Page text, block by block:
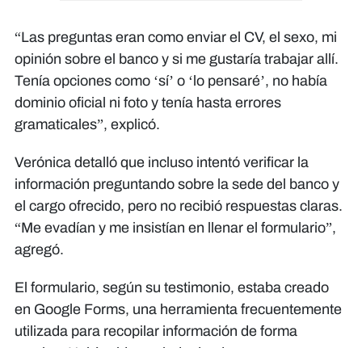
“Las preguntas eran como enviar el CV, el sexo, mi
opinión sobre el banco y si me gustaría trabajar allí.
Tenía opciones como ‘sí’ o ‘lo pensaré’, no había
dominio oficial ni foto y tenía hasta errores
gramaticales”, explicó.
Verónica detalló que incluso intentó verificar la
información preguntando sobre la sede del banco y
el cargo ofrecido, pero no recibió respuestas claras.
“Me evadían y me insistían en llenar el formulario”,
agregó.
El formulario, según su testimonio, estaba creado
en Google Forms, una herramienta frecuentemente
utilizada para recopilar información de forma
"La principal defensa ya no depende
solo de detectar errores visibles, sino